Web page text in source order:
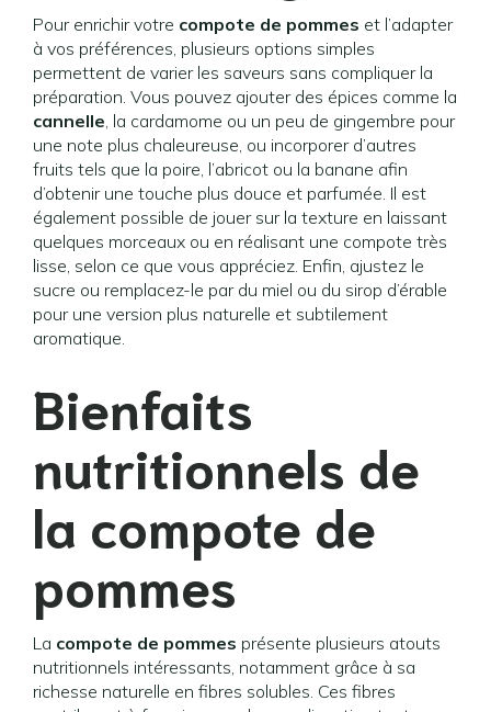
Pour enrichir votre compote de pommes et l’adapter
à vos préférences, plusieurs options simples
permettent de varier les saveurs sans compliquer la
préparation. Vous pouvez ajouter des épices comme la
cannelle, la cardamome ou un peu de gingembre pour
une note plus chaleureuse, ou incorporer d’autres
fruits tels que la poire, l’abricot ou la banane afin
d’obtenir une touche plus douce et parfumée. Il est
également possible de jouer sur la texture en laissant
quelques morceaux ou en réalisant une compote très
lisse, selon ce que vous appréciez. Enfin, ajustez le
sucre ou remplacez-le par du miel ou du sirop d’érable
pour une version plus naturelle et subtilement
aromatique.
Bienfaits
nutritionnels de
la compote de
pommes
La compote de pommes présente plusieurs atouts
nutritionnels intéressants, notamment grâce à sa
richesse naturelle en fibres solubles. Ces fibres